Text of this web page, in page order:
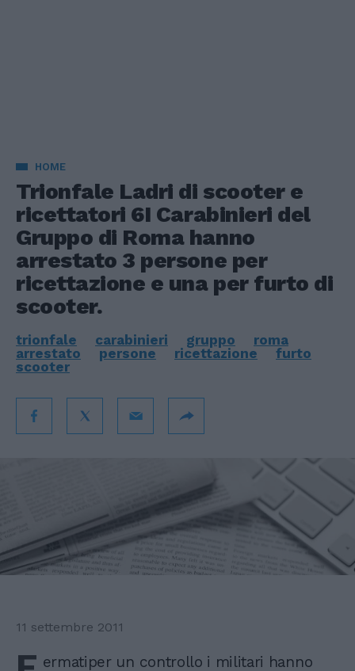
HOME
Trionfale Ladri di scooter e
ricettatori 6I Carabinieri del
Gruppo di Roma hanno
arrestato 3 persone per
ricettazione e una per furto di
scooter.
trionfale carabinieri gruppo
roma
arrestato
persone ricettazione
furto
scooter
11 settembre 2011
ermatiper un controllo i militari hanno